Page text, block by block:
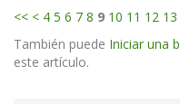
<< < 4 5 6 7 8 9 10 11 12 13
También puede Iniciar una
este artículo.